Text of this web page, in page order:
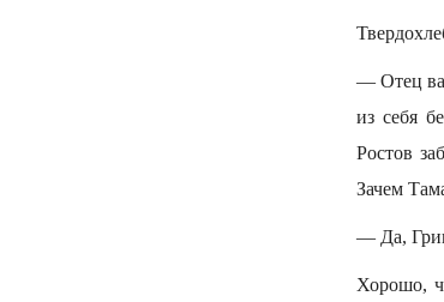
— Отец
из себя
Ростов
Зачем
— Да,
Хорошо,